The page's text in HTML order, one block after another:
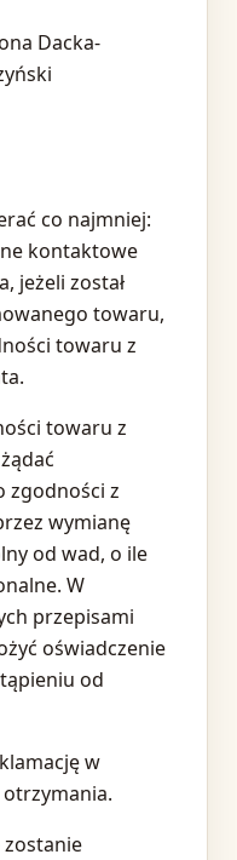
Dacka-
co najmniej:
kontaktowe
jeżeli został
towaru,
towaru z
towaru z
zgodności z
wymianę
od wad, o ile
W
przepisami
oświadczenie
od
w